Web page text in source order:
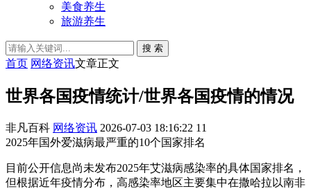
美食养生
旅游养生
搜 索
首页 网络资讯文章正文
世界各国疫情统计/世界各国疫情的情况
非凡百科 网络资讯 2026-07-03 18:16:22 11
2025年国外爱滋病最严重的10个国家排名
目前公开信息尚未发布2025年艾滋病感染率的具体国家排名，
但根据近年疫情分布，高感染率地区主要集中在撒哈拉以南非